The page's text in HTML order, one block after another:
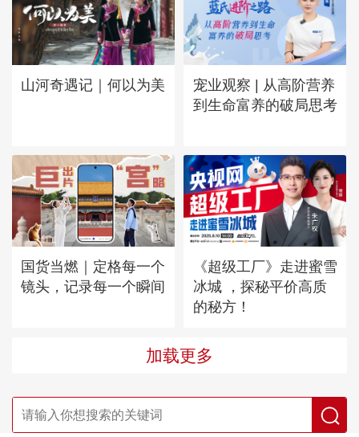
山河奇遇记｜何以为美
宠业观察 | 从高阶营养
到生命富养的破局思考
国货当燃｜定格每一个
镜头，记录每一个瞬间
《超级工厂》走进蜜雪
冰城 ，探秘平价高质
的秘方！
加载更多